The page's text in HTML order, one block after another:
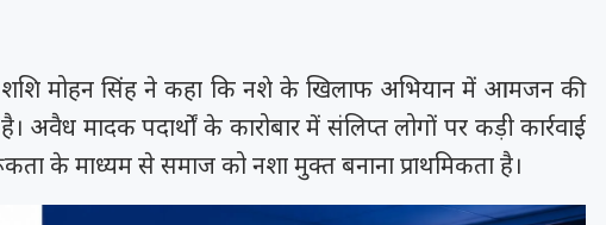
शशि मोहन सिंह ने कहा कि नशे के खिलाफ अभियान में आमजन की
अवैध मादक पदार्थों के कारोबार में संलिप्त लोगों पर कड़ी कार्रवाई
के माध्यम से समाज को नशा मुक्त बनाना प्राथमिकता है।